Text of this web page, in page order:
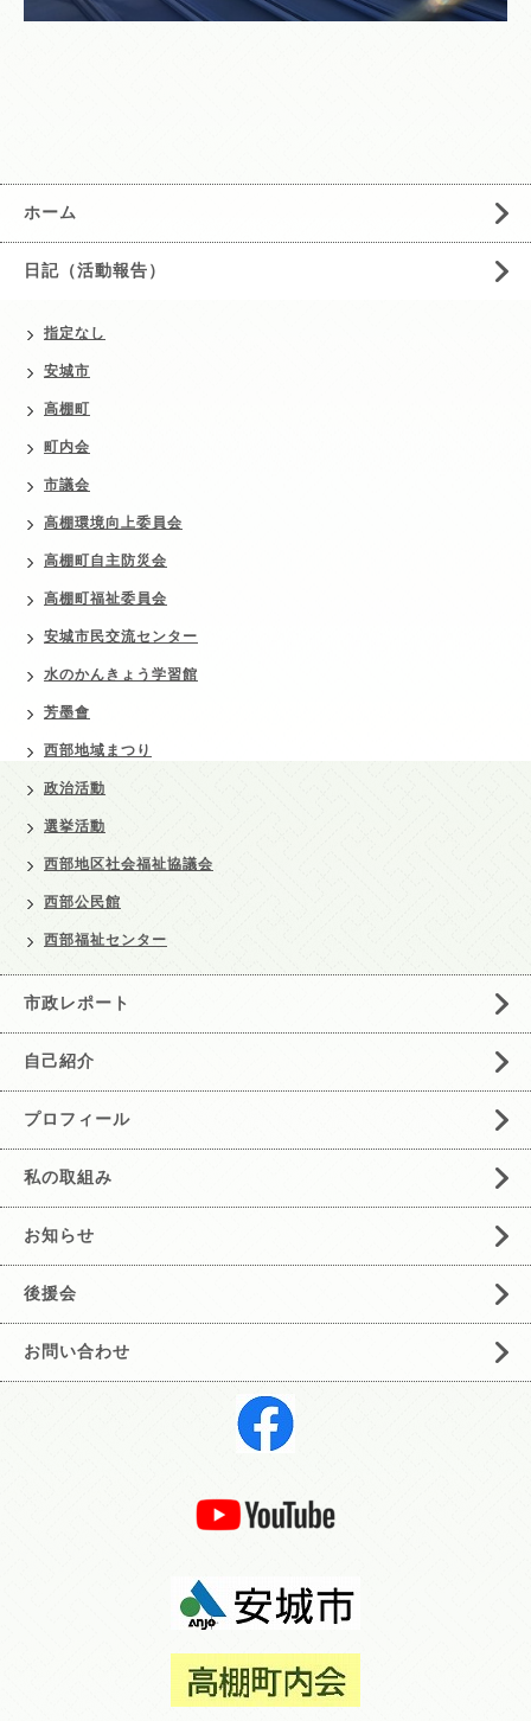
ホーム
日記（活動報告）
指定なし
安城市
高棚町
町内会
市議会
高棚環境向上委員会
高棚町自主防災会
高棚町福祉委員会
安城市民交流センター
水のかんきょう学習館
芳墨會
西部地域まつり
政治活動
選挙活動
西部地区社会福祉協議会
西部公民館
西部福祉センター
市政レポート
自己紹介
プロフィール
私の取組み
お知らせ
後援会
お問い合わせ